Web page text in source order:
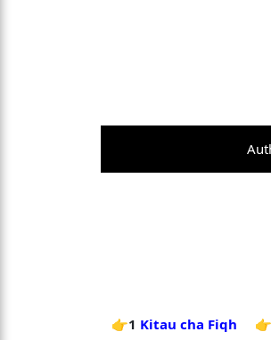
👉1 Kitau cha Fiqh